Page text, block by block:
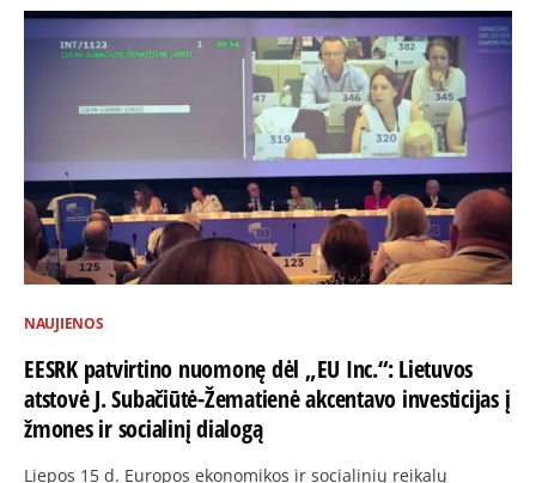
NAUJIENOS
EESRK patvirtino nuomonę dėl „EU Inc.“: Lietuvos
atstovė J. Subačiūtė-Žematienė akcentavo investicijas į
žmones ir socialinį dialogą
Liepos 15 d. Europos ekonomikos ir socialinių reikalų